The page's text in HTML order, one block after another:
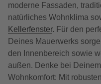
moderne Fassaden,
natürliches Wohnklima
Kellerfenster. Für den
Deines Mauerwerks
den Innenbereich sowie
außen. Denke bei
Wohnkomfort: Mit robusten